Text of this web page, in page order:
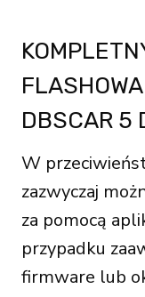
DBSCAR 5
W
zazwyczaj
za pomocą
przypadku
firmware lub